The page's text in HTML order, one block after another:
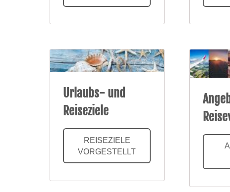
Urlaubs- und
Reiseziele
REISEZIELE
VORGESTELLT